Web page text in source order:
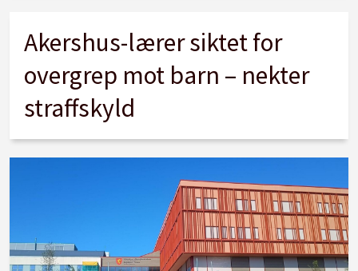
Akershus-lærer siktet for
overgrep mot barn – nekter
straffskyld